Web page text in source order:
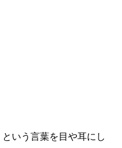
いう言葉を目や耳にし